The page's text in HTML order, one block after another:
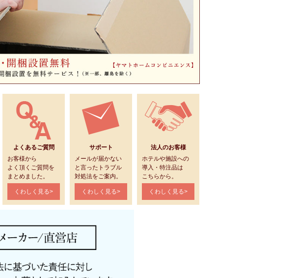
よくあるご質問
お客様から
よく頂くご質問を
まとめました。
くわしく見る>
サポート
メールが届かない
と言ったトラブル
対処法をご案内。
くわしく見る>
法人のお客様
ホテルや施設への
導入・特注品は
こちらから。
くわしく見る>